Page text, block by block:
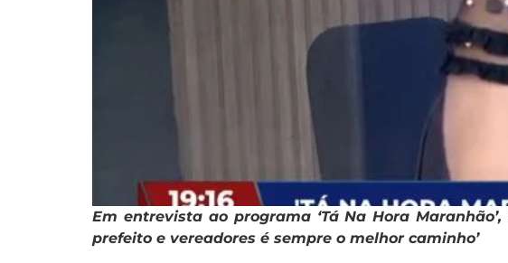
Em entrevista ao programa ‘Tá Na Hora
prefeito e vereadores é sempre o melhor caminho’